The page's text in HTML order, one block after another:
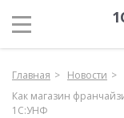
Главная
Новости
Как магазин
1С:УНФ